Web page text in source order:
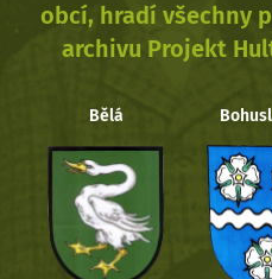
obcí, hradí všechny
archivu Projekt
Bělá